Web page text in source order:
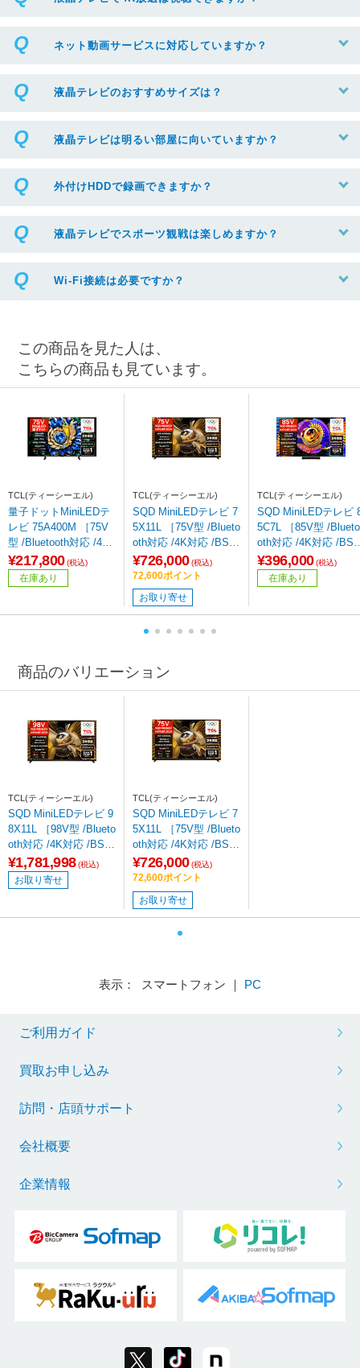
ネット動画サービスに対応していますか？
液晶テレビのおすすめサイズは？
液晶テレビは明るい部屋に向いていますか？
外付けHDDで録画できますか？
液晶テレビでスポーツ観戦は楽しめますか？
Wi-Fi接続は必要ですか？
この商品を見た人は、
こちらの商品も見ています。
TCL(ティーシーエル)
量子ドットMiniLEDテ
レビ 75A400M ［75V
型 /Bluetooth対応 /4K
対応 /BS・CS 4Kチュ
ーナー内蔵 /YouTube
対応］
¥217,800 (税込)
在庫あり
TCL(ティーシーエル)
SQD MiniLEDテレビ 7
5X11L ［75V型 /Blueto
oth対応 /4K対応 /BS・
CS 4Kチューナー内蔵
/YouTube対応］
¥726,000 (税込)
72,600ポイント
お取り寄せ
TCL(ティーシーエル)
SQD MiniLEDテレビ 8
5C7L ［85V型 /Blueto
oth対応 /4K対応 /BS
CS 4Kチューナー内蔵
/YouTube対応］
¥396,000 (税込)
在庫あり
商品のバリエーション
TCL(ティーシーエル)
SQD MiniLEDテレビ 9
8X11L ［98V型 /Blueto
oth対応 /4K対応 /BS・
CS 4Kチューナー内蔵
/YouTube対応］ 【要
事前見積もり】
¥1,781,998 (税込)
お取り寄せ
TCL(ティーシーエル)
SQD MiniLEDテレビ 7
5X11L ［75V型 /Blueto
oth対応 /4K対応 /BS・
CS 4Kチューナー内蔵
/YouTube対応］
¥726,000 (税込)
72,600ポイント
お取り寄せ
表示： スマートフォン ｜ PC
ご利用ガイド
買取お申し込み
訪問・店頭サポート
会社概要
企業情報